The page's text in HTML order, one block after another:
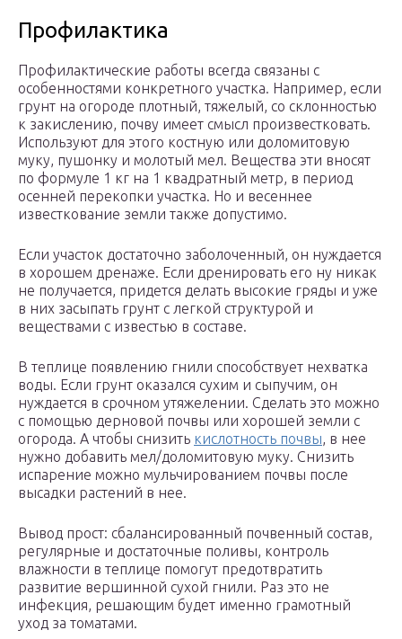
Профилактика
Профилактические работы всегда связаны с
особенностями конкретного участка. Например, если
грунт на огороде плотный, тяжелый, со склонностью
к закислению, почву имеет смысл произвестковать.
Используют для этого костную или доломитовую
муку, пушонку и молотый мел. Вещества эти вносят
по формуле 1 кг на 1 квадратный метр, в период
осенней перекопки участка. Но и весеннее
известкование земли также допустимо.
Если участок достаточно заболоченный, он нуждается
в хорошем дренаже. Если дренировать его ну никак
не получается, придется делать высокие гряды и уже
в них засыпать грунт с легкой структурой и
веществами с известью в составе.
В теплице появлению гнили способствует нехватка
воды. Если грунт оказался сухим и сыпучим, он
нуждается в срочном утяжелении. Сделать это можно
с помощью дерновой почвы или хорошей земли с
огорода. А чтобы снизить кислотность почвы, в нее
нужно добавить мел/доломитовую муку. Снизить
испарение можно мульчированием почвы после
высадки растений в нее.
Вывод прост: сбалансированный почвенный состав,
регулярные и достаточные поливы, контроль
влажности в теплице помогут предотвратить
развитие вершинной сухой гнили. Раз это не
инфекция, решающим будет именно грамотный
уход за томатами.